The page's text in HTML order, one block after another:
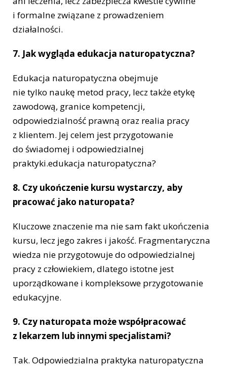
i formalne związane z prowadzeniem
działalności.
7. Jak wygląda edukacja naturopatyczna?
Edukacja naturopatyczna obejmuje
nie tylko naukę metod pracy, lecz także etykę
zawodową, granice kompetencji,
odpowiedzialność prawną oraz realia pracy
z klientem. Jej celem jest przygotowanie
do świadomej i odpowiedzialnej
praktyki.edukacja naturopatyczna?
8. Czy ukończenie kursu wystarczy, aby
pracować jako naturopata?
Kluczowe znaczenie ma nie sam fakt ukończenia
kursu, lecz jego zakres i jakość. Fragmentaryczna
wiedza nie przygotowuje do odpowiedzialnej
pracy z człowiekiem, dlatego istotne jest
uporządkowane i kompleksowe przygotowanie
edukacyjne.
9. Czy naturopata może współpracować
z lekarzem lub innymi specjalistami?
Tak. Odpowiedzialna praktyka naturopatyczna